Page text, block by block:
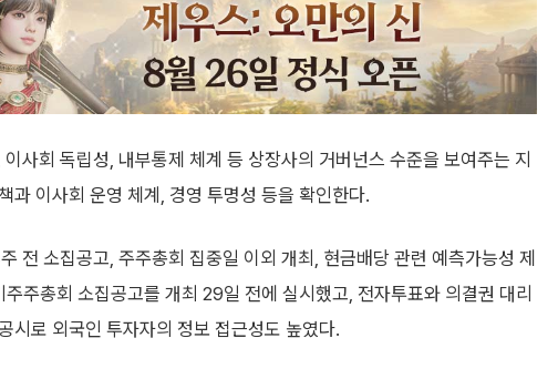
사회 독립성, 내부통제 체계 등 상장사의 거버넌스 수준을 보여주는 지
과 이사회 운영 체계, 경영 투명성 등을 확인한다.
전 소집공고, 주주총회 집중일 이외 개최, 현금배당 관련 예측가능성 제
주총회 소집공고를 개최 29일 전에 실시했고, 전자투표와 의결권 대리
시로 외국인 투자자의 정보 접근성도 높였다.